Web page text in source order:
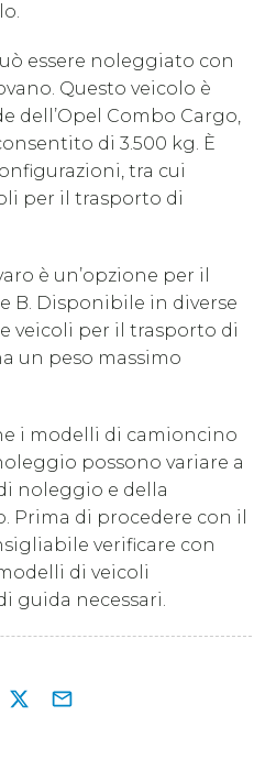
essere noleggiato con
Questo veicolo è
dell’Opel Combo Cargo,
di 3.500 kg. È
tra cui
per il trasporto di
è un’opzione per il
B. Disponibile in diverse
veicoli per il trasporto di
un peso massimo
i modelli di camioncino
possono variare a
noleggio e della
Prima di procedere con il
verificare con
di veicoli
guida necessari.